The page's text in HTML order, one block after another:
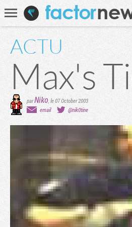
Recherche
ACTU
Max's
parNiko,le 07 October 2003
email
@nik0tine